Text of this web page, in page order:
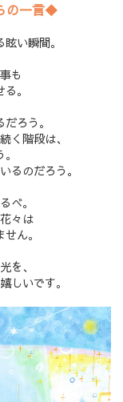
の一言◆
い瞬間。
も
。
ろう。
く階段は、
るのだろう。
べ。
々は
ん。
を、
しいです。